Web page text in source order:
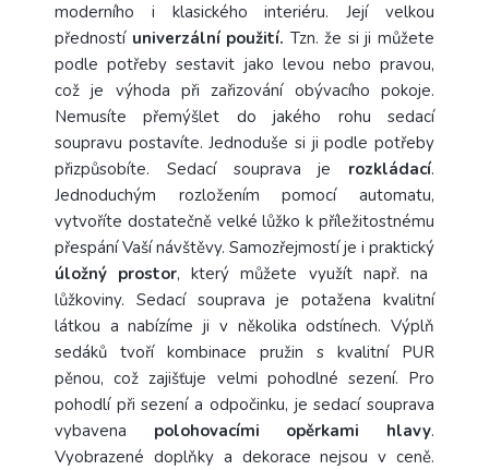
moderního i klasického interiéru. Její velkou
předností univerzální použití. Tzn. že si ji můžete
podle potřeby sestavit jako levou nebo pravou,
což je výhoda při zařizování obývacího pokoje.
Nemusíte přemýšlet do jakého rohu sedací
soupravu postavíte. Jednoduše si ji podle potřeby
přizpůsobíte. Sedací souprava je rozkládací.
Jednoduchým rozložením pomocí automatu,
vytvoříte dostatečně velké lůžko k příležitostnému
přespání Vaší návštěvy. Samozřejmostí je i praktický
úložný prostor, který můžete využít např. na
lůžkoviny. Sedací souprava je potažena kvalitní
látkou a nabízíme ji v několika odstínech. Výplň
sedáků tvoří kombinace pružin s kvalitní PUR
pěnou, což zajišťuje velmi pohodlné sezení. Pro
pohodlí při sezení a odpočinku, je sedací souprava
vybavena polohovacími opěrkami hlavy.
Vyobrazené doplňky a dekorace nejsou v ceně.